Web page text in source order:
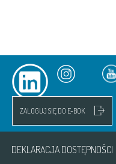
ZALOGUJ SIĘ DO E-BOK
DEKLARACJA DOSTĘPNOŚCI